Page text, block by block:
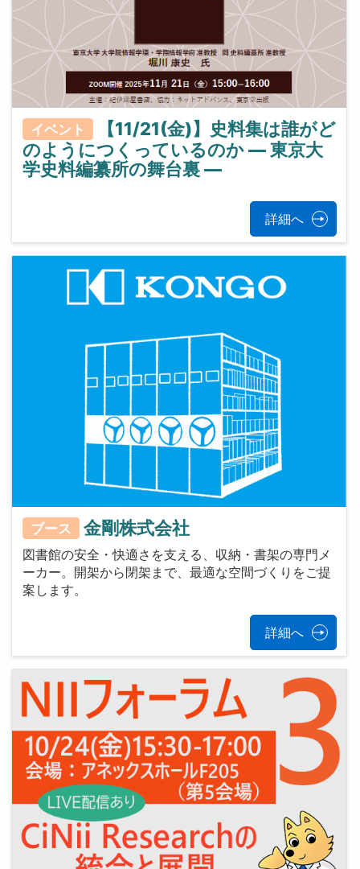
イベント
【11/21(金)】史料集は誰がど
のようにつくっているのか ― 東京大
学史料編纂所の舞台裏 ―
詳細へ
ブース 金剛株式会社
図書館の安全・快適さを支える、収納・書架の専門メ
ーカー。開架から閉架まで、最適な空間づくりをご提
案します。
詳細へ